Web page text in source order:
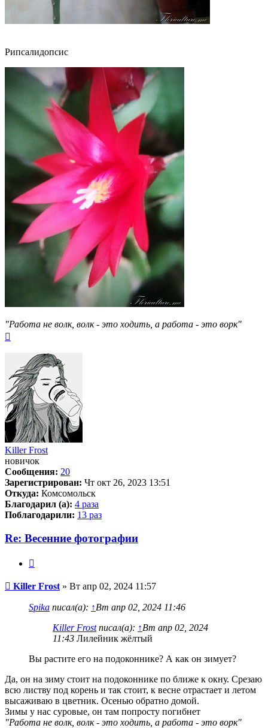
Рипсалидопсис
"Работа не волк, волк - это ходить, а работа - это ворк"
началу
Killer Frost
новичок
Сообщения: 20
Зарегистрирован: Чт окт 26, 2023 13:51
Откуда: Комсомольск
Благодарил (а): 4 раза
Поблагодарили: 13 раз
Re: Весенние фотографии
Сообщение
Killer Frost » Вт апр 02, 2024 11:57
Spika писал(а): ↑Вт апр 02, 2024 11:46
Killer Frostписал(а): ↑Вт апр 02, 2024
11:43 Лилейник жёлтый
Вы растите его на подоконнике? А как он зимует?
Да, он на зиму стоит на подоконнике по ближе к окну. Срезаю
всю листву под корень и так стоит, к весне отрастает и летом
высаживаю в цветник. Осенью обратно домой.
Зимы у нас суровые, он там попросту погибнет
"Работа не волк, волк - это ходить, а работа - это ворк"